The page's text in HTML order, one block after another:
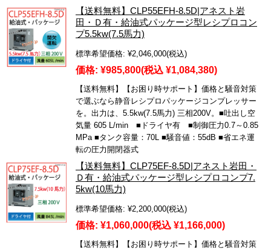
【送料無料】CLP55EFH-8.5D|アネスト岩
田・Ｄ有・給油式パッケージ型レシプロコン
プ5.5kw(7.5馬力)
標準希望価格: ¥2,046,000(税込)
価格: ¥985,800(税込 ¥1,084,380)
【送料無料】【お困り時サポート】価格と騒音対策
で選ぶなら静音レシプロパッケージコンプレッサー
を。出力は、5.5kw(7.5馬力) 三相200V。■吐出し空
気量 605 L/min ■ドライヤ有 ■制御圧力0.7～0.85
MPa ■タンク容量：70L ■騒音値：55dB ■省エネ運
転の圧力開閉器式
【送料無料】CLP75EF-8.5D|アネスト岩田・
Ｄ有・給油式パッケージ型レシプロコンプ7.
5kw(10馬力)
標準希望価格: ¥2,200,000(税込)
価格: ¥1,060,000(税込 ¥1,166,000)
【送料無料】【お困り時サポート】価格と騒音対策